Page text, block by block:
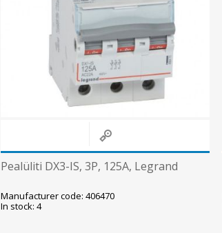
Pealüliti DX3-IS, 3P, 125A, Legrand
Manufacturer code: 406470
In stock: 4